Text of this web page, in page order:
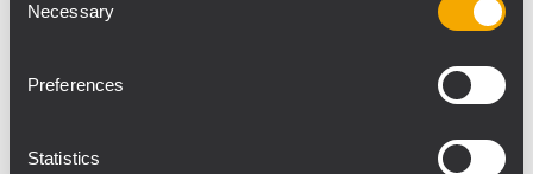
Selection
Necessary
Preferences
Statistics
reduzierte gleichzeitig die Abstrahlung der
Main-PA wurden die beiden Delay-Türme
mit einem Cluster aus 8 HDL 30-A Modulen
aufgebaut, die mit einem einzigen 500-kg-